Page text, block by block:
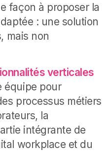
façon à proposer la
: une solution
mais non
verticales
équipe pour
processus métiers
la
intégrante de
workplace et du